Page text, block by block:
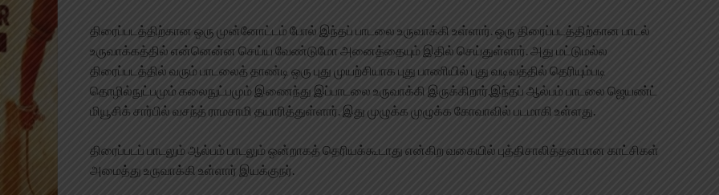
திரைப்படத்திற்கான ஒரு முன்னோட்டம் போல் இந்தப் பாடலை உருவாக்கி உள்ளார். ஒரு திரைப்படத்திற்கான பாடல்
உருவாக்கத்தில் என்னென்ன செய்ய வேண்டுமோ அனைத்தையும் இதில் செய்துள்ளார். அது மட்டுமல்ல
திரைப்படத்தில் வரும் பாடலைத் தாண்டி ஒரு புது முயற்சியாக புது பாணியில் புது வடிவத்தில் தெரியும்படி
தொழில்நுட்பமும் கலைநுட்பமும் இணைந்து இப்பாடலை உருவாக்கி இருக்கிறார்.இந்தப் ஆல்பம் பாடலை ஜெயண்ட்
மியூசிக் சார்பில் வசந்த் ராமசாமி தயாரித்துள்ளார். இது முழுக்க முழுக்க கோவாவில் படமாகி உள்ளது.
திரைப்படப் பாடலும் ஆல்பம் பாடலும் ஒன்றாகத் தெரியக்கூடாது என்கிற வகையில் புத்திசாலித்தனமான காட்சிகள்
அமைத்து உருவாக்கி உள்ளார் இயக்குநர்.